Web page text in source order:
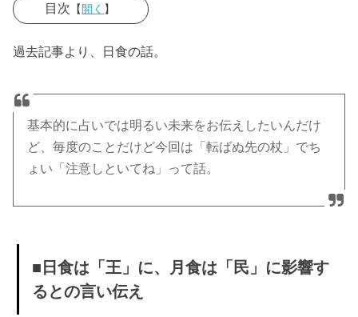
目次 【開く 】
「王」に、月
言い伝え
過去記事より、日食の話。
基本的に占いでは明るい未来をお伝えしたいんだけ
ど、毎度のことだけど今回は「転ばぬ先の杖」でち
ょい「注意しといてね」って話。
■日食は「王」に、月食は「民」に影響す
るとの言い伝え